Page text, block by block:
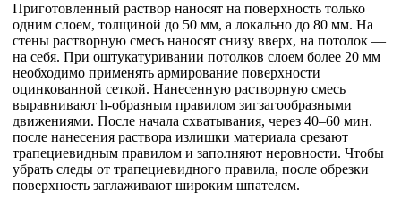
Приготовленный раствор наносят на поверхность только
одним слоем, толщиной до 50 мм, а локально до 80 мм. На
стены растворную смесь наносят снизу вверх, на потолок —
на себя. При оштукатуривании потолков слоем более 20 мм
необходимо применять армирование поверхности
оцинкованной сеткой. Нанесенную растворную смесь
выравнивают h-образным правилом зигзагообразными
движениями. После начала схватывания, через 40–60 мин.
после нанесения раствора излишки материала срезают
трапециевидным правилом и заполняют неровности. Чтобы
убрать следы от трапециевидного правила, после обрезки
поверхность заглаживают широким шпателем.